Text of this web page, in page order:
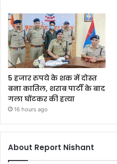
5 हजार रुपये के शक में दोस्त
बना कातिल, शराब पार्टी के बाद
गला घोंटकर की हत्या
16 hours ago
About Report Nishant